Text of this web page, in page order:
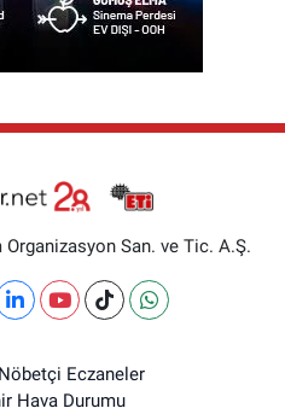
San. ve Tic. A.Ş.
Eczaneler
Hava Durumu